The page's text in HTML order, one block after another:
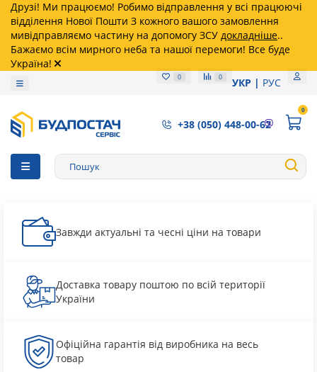
Друзі! Ми працюємо! Робимо відправлення у всі працюючі
відділення Нової Пошти З кожного вашого замовлення
мивідправляємо частину на допомогу ЗСУ докладніше..
Бажаємо всім мирного неба та нашої перемоги! Все буде
Україна!
0 0 УКР РУС
+38 (050) 448-00-62
0
Завжди актуальні та чесні ціни на товари
Доставка товару поштою по всій території
України
Офіційна гарантія від виробника на весь
товар